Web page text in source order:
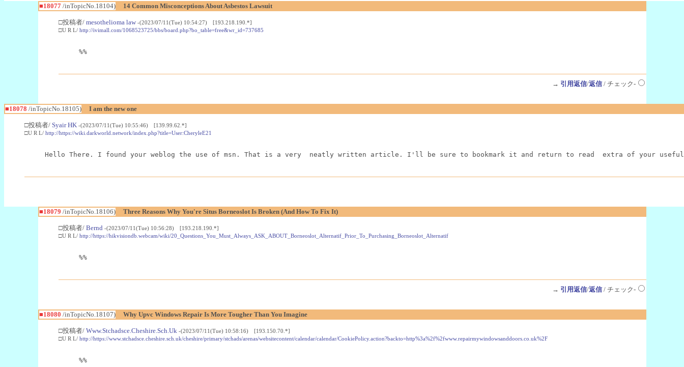
■18077/inTopicNo.18104) 14 Common Misconceptions About Asbestos Lawsuit
□投稿者/ mesothelioma law -(2023/07/11(Tue) 10:54:27) [193.218.190.*]
□U R L/ http://ivimall.com/1068523725/bbs/board.php?bo_table=free&wr_id=737685
%%
→ 引用返信/返信/ チェック-
■18078 /inTopicNo.18105) I am the new one
□投稿者/ Syair HK -(2023/07/11(Tue) 10:55:46) [139.99.62.*]
□U R L/ http://https://wiki.darkworld.network/index.php?title=User:CheryleE21
Hello There. I found your weblog the use of msn. That is a very  neatly written article. I'll be sure to bookmark it and return to read  extra of your
■18079 /inTopicNo.18106) Three Reasons Why You're Situs Borneoslot Is Broken (And How To Fix It)
□投稿者/ Bernd -(2023/07/11(Tue) 10:56:28) [193.218.190.*]
□U R L/ http://https://hikvisiondb.webcam/wiki/20_Questions_You_Must_Always_ASK_ABOUT_Borneoslot_Alternatif_Prior_To_Purchasing_Borneoslot_Alternatif
%%
→ 引用返信/返信/ チェック-
■18080 /inTopicNo.18107) Why Upvc Windows Repair Is More Tougher Than You Imagine
□投稿者/ Www.Stchadsce.Cheshire.Sch.Uk -(2023/07/11(Tue) 10:58:16) [193.150.70.*]
□U R L/ http://https://www.stchadsce.cheshire.sch.uk/cheshire/primary/stchads/arenas/websitecontent/calendar/calendar/CookiePolicy.action?backto=http%3a%2f%2fwww.repairmywindowsanddoors.co.uk%2F
%%